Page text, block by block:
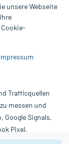
für
Bitte
benutzt
Hinweise in
Bestellung
unsere Webseite
Trafficquellen
messen und
Google Signals,
Pixel,